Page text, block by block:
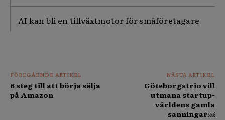
AI kan bli en tillväxtmotor för småföretagare
FÖREGÅENDE ARTIKEL
6 steg till att börja sälja
på Amazon
NÄSTA ARTIKEL
Göteborgstrio vill
utmana startup-
världens gamla
sanningar￼